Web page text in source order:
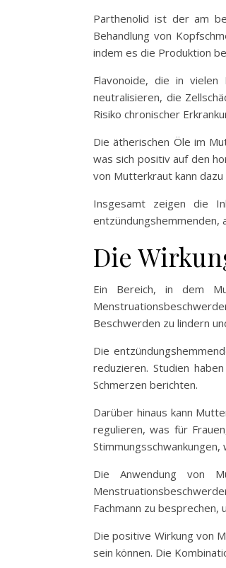
Parthenolid ist der am
Behandlung von
indem es die Produktion
Flavonoide, die in
neutralisieren, die
Risiko chronischer
Die ätherischen Öle im
was sich positiv auf den
von Mutterkraut kann
Insgesamt zeigen die
entzündungshemmenden,
Die
Ein Bereich, in dem
Beschwerden zu lindern
Die
reduzieren. Studien
Schmerzen berichten.
Darüber hinaus kann
regulieren, was für
Die Anwendung von
Fachmann zu
Die positive Wirkung von
sein können. Die